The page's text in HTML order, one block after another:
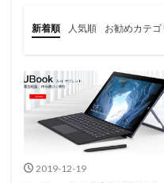
新着順 人気順 お勧めカテゴ
2019-12-19